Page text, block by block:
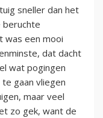
sneller dan het
beruchte
was een mooi
dat dacht
wat pogingen
gaan vliegen
maar veel
zo gek, want de